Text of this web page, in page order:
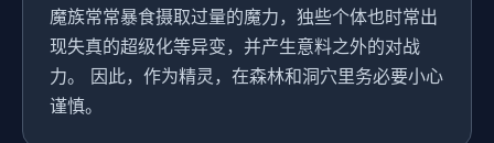
魔族常常暴食摄取过量的魔力，独些个体也时常出
现失真的超级化等异变，并产生意料之外的对战
力。 因此，作为精灵，在森林和洞穴里务必要小心
谨慎。